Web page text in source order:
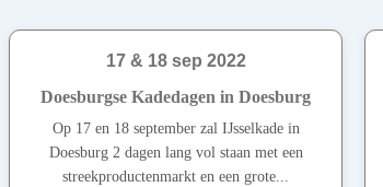
17 & 18 sep 2022
Doesburgse Kadedagen in Doesburg
Op 17 en 18 september zal IJsselkade in
Doesburg 2 dagen lang vol staan met een
streekproductenmarkt en een grote...